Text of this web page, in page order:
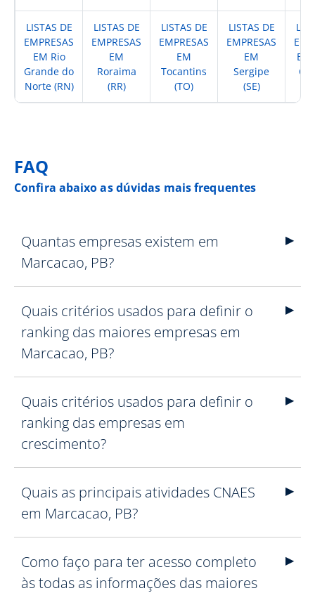
LISTAS DE
EMPRESAS
EM Rio
Grande do
Norte (RN)
LISTAS DE
EMPRESAS
EM
Roraima
(RR)
LISTAS DE
EMPRESAS
EM
Tocantins
(TO)
LISTAS DE
EMPRESAS
EM
Sergipe
(SE)
EM
FAQ
Confira abaixo as dúvidas mais frequentes
Quantas empresas existem em
Marcacao, PB?
Quais critérios usados para definir o
ranking das maiores empresas em
Marcacao, PB?
Quais critérios usados para definir o
ranking das empresas em
crescimento?
Quais as principais atividades CNAES
em Marcacao, PB?
Como faço para ter acesso completo
às todas as informações das maiores